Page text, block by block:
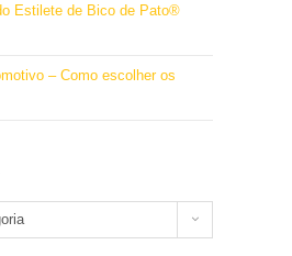
Estilete de Bico de Pato®
– Como escolher os